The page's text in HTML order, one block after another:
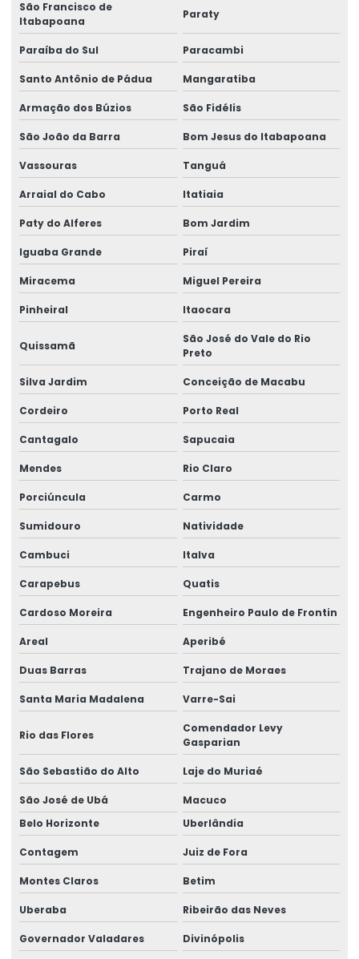
Instalação de nr 12 em pontes rolantes
Inversor de frequência para ponte rolante
Laudo de ponte rolante
Manutenção Corretiva De Pontes Rolantes
Manutenção corretiva de ponte rolante em am
Manutenção corretiva de ponte rolante em sc
Manutenção corretiva em pontes rolantes
Manutenção corretiva em talhas
Manutenção De Pontes Rolantes
Manutenção ponte rolante
Manutenção ponte rolante rio de janeiro
Manutenção ponte rolante santa catarina
Manutenção ponte rolante swf
Manutenção preventiva de ponte rolante em am
Manutenção preventiva ponte rolante araquari
Manutenção preventiva ponte rolante caxias do sul
Manutenção preventiva ponte rolante curitiba
Manutenção preventiva ponte rolante itajaí
Manutenção preventiva ponte rolante jaraguá do sul
Manutenção preventiva ponte rolante joinville
Manutenção preventiva ponte rolante rio do sul
Manutenção preventiva de ponte rolante em rs
Manutenção preventiva ponte rolante são josé dos pinhais
Manutenção preventiva de ponte rolante em sc
Manutenção preventiva de ponte rolante em sp
Manutenção preventiva em pontes rolantes
Manutenção preventiva de talha elétrica em am
São Francisco de
Itabapoana
Paraty
Paraíba do Sul Paracambi
Santo Antônio de Pádua Mangaratiba
Armação dos Búzios São Fidélis
São João da Barra Bom Jesus do Itabapoana
Vassouras Tanguá
Arraial do Cabo Itatiaia
Paty do Alferes Bom Jardim
Iguaba Grande Piraí
Miracema Miguel Pereira
Pinheiral Itaocara
Quissamã
São José do Vale do Rio
Preto
Silva Jardim Conceição de Macabu
Cordeiro Porto Real
Cantagalo Sapucaia
Mendes Rio Claro
Porciúncula Carmo
Sumidouro Natividade
Cambuci Italva
Carapebus Quatis
Cardoso Moreira Engenheiro Paulo de Frontin
Areal Aperibé
Duas Barras Trajano de Moraes
Santa Maria Madalena Varre-Sai
Rio das Flores
Comendador Levy
Gasparian
São Sebastião do Alto Laje do Muriaé
São José de Ubá
Macuco
Belo Horizonte
Uberlândia
Contagem Juiz de Fora
Montes Claros Betim
Uberaba Ribeirão das Neves
Governador Valadares Divinópolis